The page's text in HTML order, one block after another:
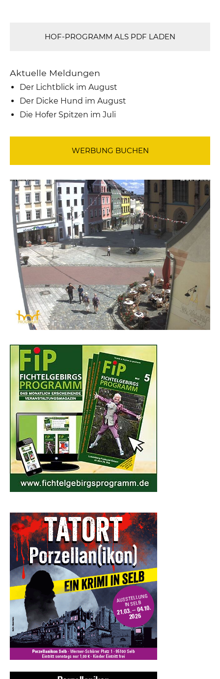
HOF-PROGRAMM ALS PDF LADEN
Aktuelle Meldungen
Der Lichtblick im August
Der Dicke Hund im August
Die Hofer Spitzen im Juli
WERBUNG BUCHEN